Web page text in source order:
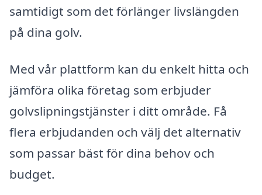
samtidigt som det förlänger livslängden
på dina golv.
Med vår plattform kan du enkelt hitta och
jämföra olika företag som erbjuder
golvslipningstjänster i ditt område. Få
flera erbjudanden och välj det alternativ
som passar bäst för dina behov och
budget.